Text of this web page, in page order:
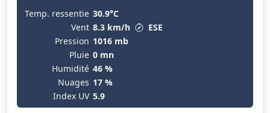
Temp. ressentie 30.9°C
Vent 8.3 km/h
ESE
Pression 1016 mb
Pluie 0 mn
Humidité 46 %
Nuages 17 %
Index UV 5.9